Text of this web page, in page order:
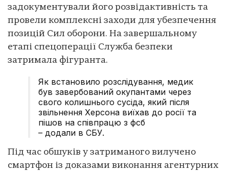
задокументували його розвідактивність та
провели комплексні заходи для убезпечення
позицій Сил оборони. На завершальному
етапі спецоперації Служба безпеки
затримала фігуранта.
Як встановило розслідування, медик
був завербований окупантами через
свого колишнього сусіда, який після
звільнення Херсона виїхав до росії та
пішов на співпрацю з фсб
– додали в СБУ.
Під час обшуків у затриманого вилучено
смартфон із доказами виконання агентурних